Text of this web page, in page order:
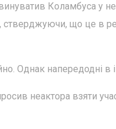
Коламбуса у
що це в
Однак напередодні в
неактора взяти